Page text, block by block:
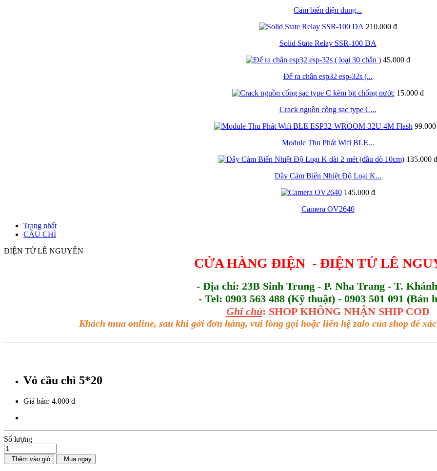
Cảm biến điện dung...
210.000 đ
Solid State Relay SSR-100 DA
45.000 đ
Đế ra chân esp32 esp-32s (...
15.000 đ
Crack nguồn cổng sạc type C...
Module Thu Phát Wifi BLE...
135.000 đ
Dây Cảm Biến Nhiệt Độ Loại K...
145.000 đ
Camera OV2640
Trang nhất
CẦU CHÌ
ĐIỆN TỬ LÊ NGUYÊN
CỬA HÀNG ĐIỆN - ĐIỆN TỬ LÊ
- Địa chỉ: 23B Sinh Trung - P. Nha Trang - T.
- Tel: 0903 563 488 (Kỹ thuật) - 0903 501 091 (Bán
Ghi chú: SHOP KHÔNG NHẬN SHIP COD
Khách mua online, sau khi gởi đơn hàng, vui lòng gọi hoặc liên hệ zalo của shop để
Vỏ cầu chì 5*20
Giá bán: 4.000 đ
Số lượng
Thêm vào giỏ Mua ngay